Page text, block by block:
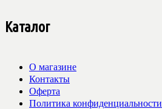
Каталог
О магазине
Контакты
Оферта
Политика конфиденциальности